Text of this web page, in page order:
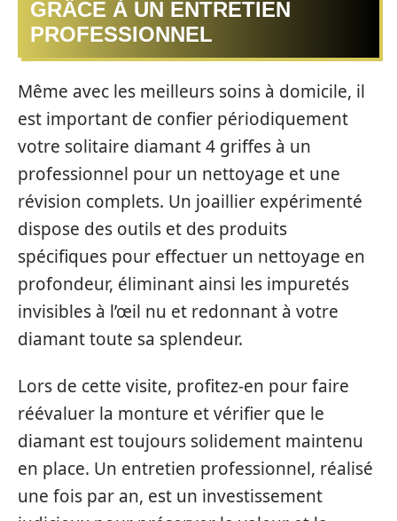
GRÂCE À UN ENTRETIEN
PROFESSIONNEL
Même avec les meilleurs soins à domicile, il
est important de confier périodiquement
votre solitaire diamant 4 griffes à un
professionnel pour un nettoyage et une
révision complets. Un joaillier expérimenté
dispose des outils et des produits
spécifiques pour effectuer un nettoyage en
profondeur, éliminant ainsi les impuretés
invisibles à l’œil nu et redonnant à votre
diamant toute sa splendeur.
Lors de cette visite, profitez-en pour faire
réévaluer la monture et vérifier que le
diamant est toujours solidement maintenu
en place. Un entretien professionnel, réalisé
une fois par an, est un investissement